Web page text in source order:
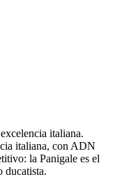
italiana.
italiana, con ADN
la Panigale es el
ducatista.